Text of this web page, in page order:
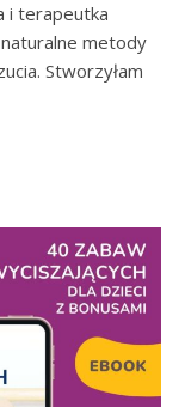
i terapeutka
metody
Stworzyłam